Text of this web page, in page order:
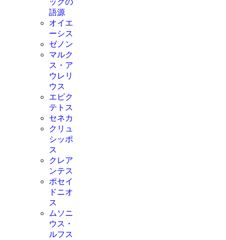
ックの
語源
オイエ
ーシス
ゼノン
マルク
ス・ア
ウレリ
ウス
エピク
テトス
セネカ
クリュ
シッポ
ス
クレア
ンテス
ポセイ
ドニオ
ス
ムソニ
ウス・
ルフス